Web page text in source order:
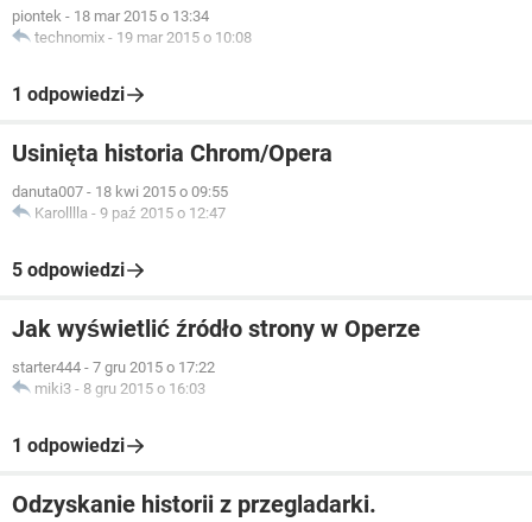
piontek - 18 mar 2015 o 13:34
technomix - 19 mar 2015 o 10:08
1 odpowiedzi
Usinięta historia Chrom/Opera
danuta007 - 18 kwi 2015 o 09:55
Karolllla - 9 paź 2015 o 12:47
5 odpowiedzi
Jak wyświetlić źródło strony w Operze
starter444 - 7 gru 2015 o 17:22
miki3 - 8 gru 2015 o 16:03
1 odpowiedzi
Odzyskanie historii z przegladarki.